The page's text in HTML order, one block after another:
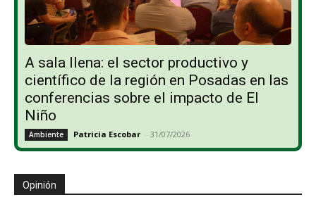
A sala llena: el sector productivo y
científico de la región en Posadas en las
conferencias sobre el impacto de El
Niño
Ambiente Patricia Escobar - 31/07/2026
Opinión